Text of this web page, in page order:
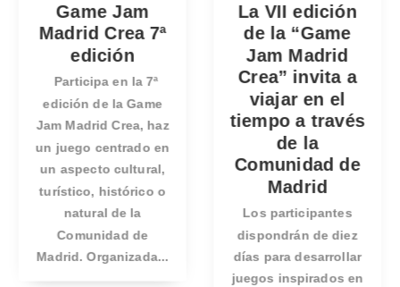
Game Jam
Madrid Crea 7ª
edición
Participa en la 7ª
edición de la Game
Jam Madrid Crea, haz
un juego centrado en
un aspecto cultural,
turístico, histórico o
natural de la
Comunidad de
Madrid. Organizada...
La VII edición
de la “Game
Jam Madrid
Crea” invita a
viajar en el
tiempo a través
de la
Comunidad de
Madrid
Los participantes
dispondrán de diez
días para desarrollar
juegos inspirados en